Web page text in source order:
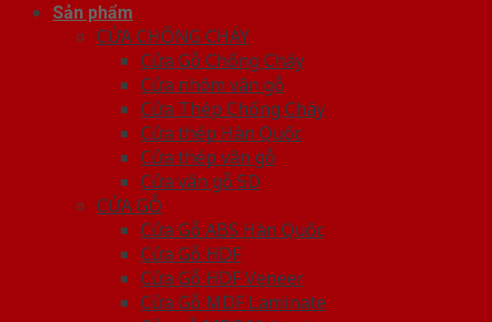
Sản phẩm
CỬA CHỐNG CHÁY
Cửa Gỗ Chống Cháy
Cửa nhôm vân gỗ
Cửa Thép Chống Cháy
Cửa thép Hàn Quốc
Cửa thép vân gỗ
Cửa vân gỗ 5D
CỬA GỖ
Cửa Gỗ ABS Hàn Quốc
Cửa Gỗ HDF
Cửa Gỗ HDF Veneer
Cửa Gỗ MDF Laminate